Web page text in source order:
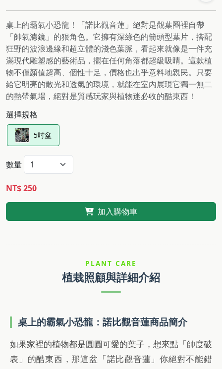
桌上的霸氣小恐龍！「諾比觀音蓮」絕對是觀葉圈裡自帶
「帥氣濾鏡」的狠角色。它擁有深綠色的箭頭型葉片，搭配
狂野的波浪邊緣和超立體的淺色葉脈，看起來就像是一件充
滿現代雕塑感的藝術品，擺在任何角落都超級吸睛。這款植
物不僅顏值超高、個性十足，價格也出乎意料地親民。只要
給它明亮的散光和透氣的環境，就能在室內展現它獨一無二
的熱帶氣場，絕對是質感玩家與植物迷必收的酷東西！
選擇規格
5吋盆
數量
NT$ 250
加入購物車
PLANT CARE
植栽照顧與詳細介紹
桌上的霸氣小恐龍：諾比觀音蓮商品簡介
如果家裡的植物都是圓圓可愛的葉子，想來點「帥度破
表」的酷東西，那這盆「諾比觀音蓮」你絕對不能錯